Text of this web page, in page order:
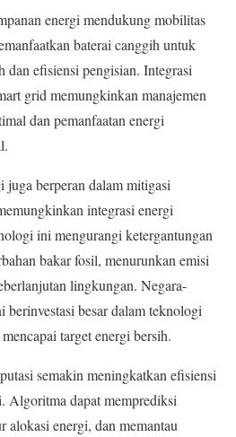
energi mendukung mobilitas
baterai canggih untuk
dan efisiensi pengisian. Integrasi
grid memungkinkan manajemen
dan pemanfaatan energi
juga berperan dalam mitigasi
integrasi energi
ini mengurangi ketergantungan
bakar fosil, menurunkan emisi
lingkungan. Negara-
besar dalam teknologi
target energi bersih.
semakin meningkatkan efisiensi
Algoritma dapat memprediksi
alokasi energi, dan memantau